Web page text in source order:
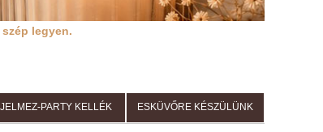
legyen.
JELMEZ-PARTY KELLÉK ESKÜVŐRE KÉSZÜLÜNK